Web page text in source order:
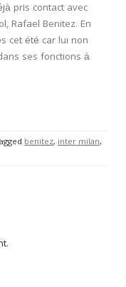
pris contact avec
Rafael Benitez. En
cet été car lui non
ses fonctions à
benitez, inter milan,